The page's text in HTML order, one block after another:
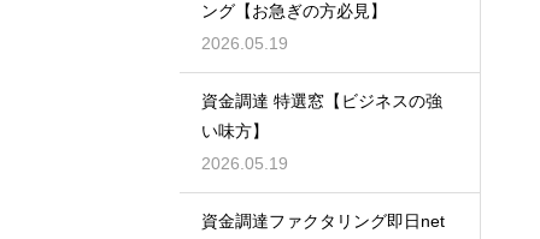
ング【お急ぎの方必見】
2026.05.19
資金調達 特選窓【ビジネスの強
い味方】
2026.05.19
資金調達ファクタリング即日net